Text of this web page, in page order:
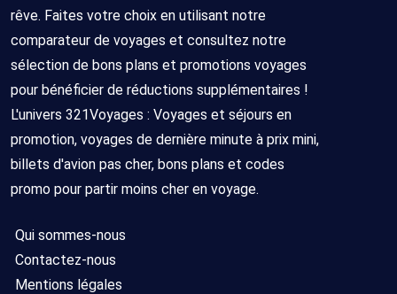
rêve. Faites votre choix en utilisant notre
comparateur de voyages et consultez notre
sélection de bons plans et promotions voyages
pour bénéficier de réductions supplémentaires !
L'univers 321Voyages : Voyages et séjours en
promotion, voyages de dernière minute à prix mini,
billets d'avion pas cher, bons plans et codes
promo pour partir moins cher en voyage.
Qui sommes-nous
Contactez-nous
Mentions légales